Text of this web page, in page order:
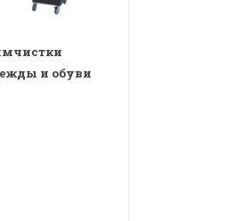
и обуви